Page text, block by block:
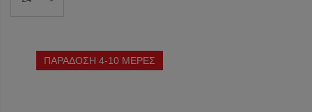
ΠΑΡΑΔΟΣΗ 4-10 ΜΕΡΕΣ